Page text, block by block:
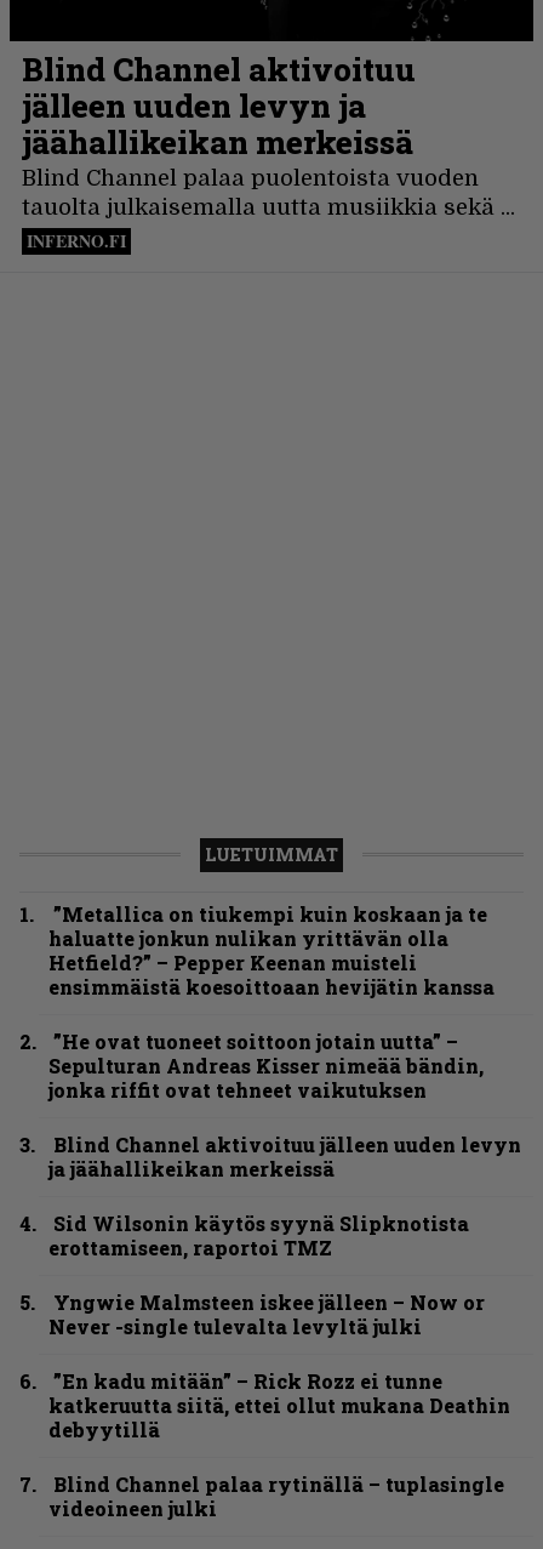
LUETUIMMAT
”Metallica on tiukempi kuin koskaan ja te
haluatte jonkun nulikan yrittävän olla
Hetfield?” – Pepper Keenan muisteli
ensimmäistä koesoittoaan hevijätin kanssa
”He ovat tuoneet soittoon jotain uutta” –
Sepulturan Andreas Kisser nimeää bändin,
jonka riffit ovat tehneet vaikutuksen
Blind Channel aktivoituu jälleen uuden levyn
ja jäähallikeikan merkeissä
Sid Wilsonin käytös syynä Slipknotista
erottamiseen, raportoi TMZ
Yngwie Malmsteen iskee jälleen – Now or
Never -single tulevalta levyltä julki
”En kadu mitään” – Rick Rozz ei tunne
katkeruutta siitä, ettei ollut mukana Deathin
debyytillä
Blind Channel palaa rytinällä – tuplasingle
videoineen julki